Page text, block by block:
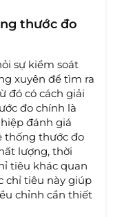
thước đo
sự kiểm soát
xuyên để tìm ra
đó có cách giải
đo chính là
đánh giá
thống thước đo
lượng, thời
tiêu khác quan
chỉ tiêu này giúp
chỉnh cần thiết